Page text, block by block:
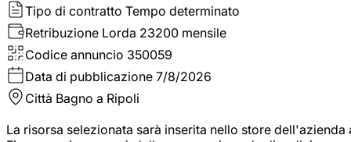
Tipo di contratto Tempo determinato
Retribuzione Lorda 23200 mensile
Codice annuncio 350059
Data di pubblicazione 7/8/2026
Città Bagno a Ripoli
La risorsa selezionata sarà inserita nello store dell'azienda